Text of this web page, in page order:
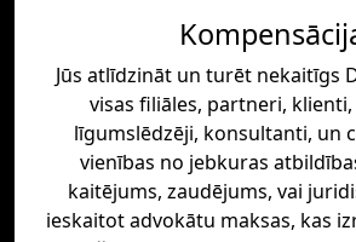
Jūs atlīdzināt un turēt nekaitīgs
visas filiāles, partneri,
līgumslēdzēji, konsultanti, un
vienības no jebkuras
kaitējums, zaudējums, vai
ieskaitot advokātu maksas, kas